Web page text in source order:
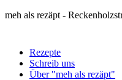
meh als rezäpt -
Rezepte
Schreib uns
Über "meh als rezäpt"